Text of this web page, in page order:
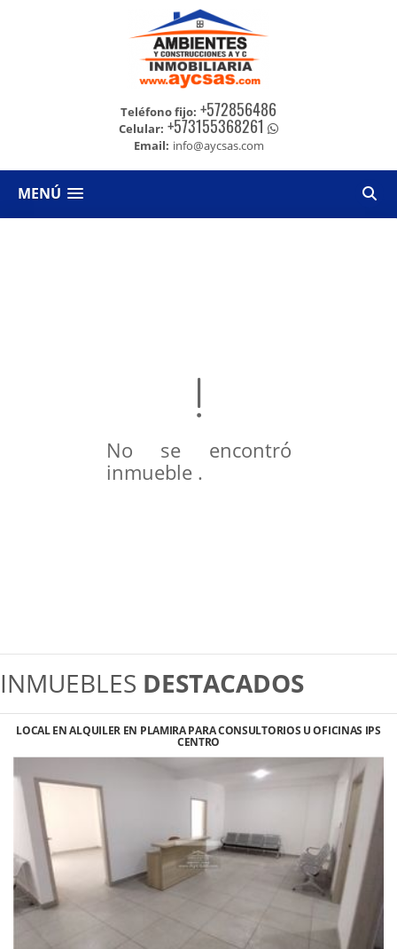
Teléfono fijo: +572856486
Celular: +573155368261
Email: info@aycsas.com
MENÚ
No se encontró
inmueble .
INMUEBLES DESTACADOS
LOCAL EN ALQUILER EN PLAMIRA PARA CONSULTORIOS U OFICINAS IPS
CENTRO